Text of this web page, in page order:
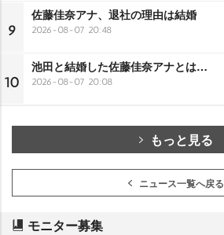
9
佐藤佳奈アナ、退社の理由は結婚
2026-08-07 20:48
10
池田と結婚した佐藤佳奈アナとは…
2026-08-07 20:08
もっと見る
ニュース一覧へ戻る
モニター募集